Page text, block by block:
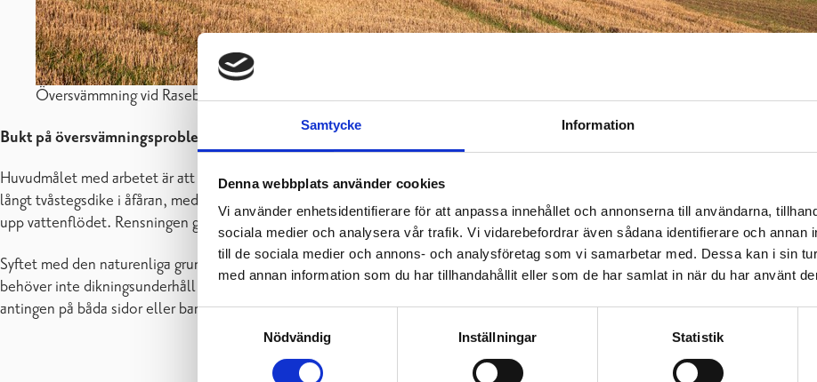
Samtycke Information
Denna webbplats använder cookies
Vi använder enhetsidentifierare för att anpassa innehållet och annonserna till användarna,
sociala medier och analysera vår trafik. Vi vidarebefordrar även sådana identifierare och annan
till de sociala medier och annons- och analysföretag som vi samarbetar med. Dessa kan i sin
med annan information som du har tillhandahållit eller som de har samlat in när du har använt
Nödvändig
Inställningar Statistik
Översvämmning vid Raseborgs å,foto Esa Ervasti
Bukt på översvämningsproblemet
Huvudmålet med arbetet är att minska översvämningarna på åkrarna i området genom att eftersträva naturliga metoder.
långt tvåstegsdike i åfåran, med översvämningsterrasser på sidorna av fåran som kan ta emot det överflödande vattnet. Därtill
upp vattenflödet. Rensningen gäller nästan hela åfåran, från Läppträsket ända till Tunalund. Det nästan 5 kilometer långa
Syftet med den naturenliga grundtorrläggningen är att kontrollerat återställa åns naturliga möjlighet att översvämma. Den
behöver inte dikningsunderhåll så ofta. Vid naturenlig dikning lämnas åns egentliga fåra orörd, men åns vattenledningsförmåga
antingen på båda sidor eller bara på ena sidan av fåran.